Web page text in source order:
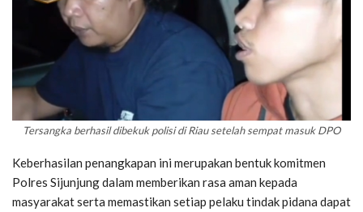
Tersangka berhasil dibekuk polisi di Riau setelah sempat masuk DPO
Keberhasilan penangkapan ini merupakan bentuk komitmen
Polres Sijunjung dalam memberikan rasa aman kepada
masyarakat serta memastikan setiap pelaku tindak pidana dapat